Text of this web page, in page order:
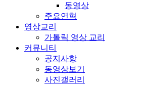
동영상
주요연혁
영상교리
가톨릭 영상 교리
커뮤니티
공지사항
동영상보기
사진갤러리